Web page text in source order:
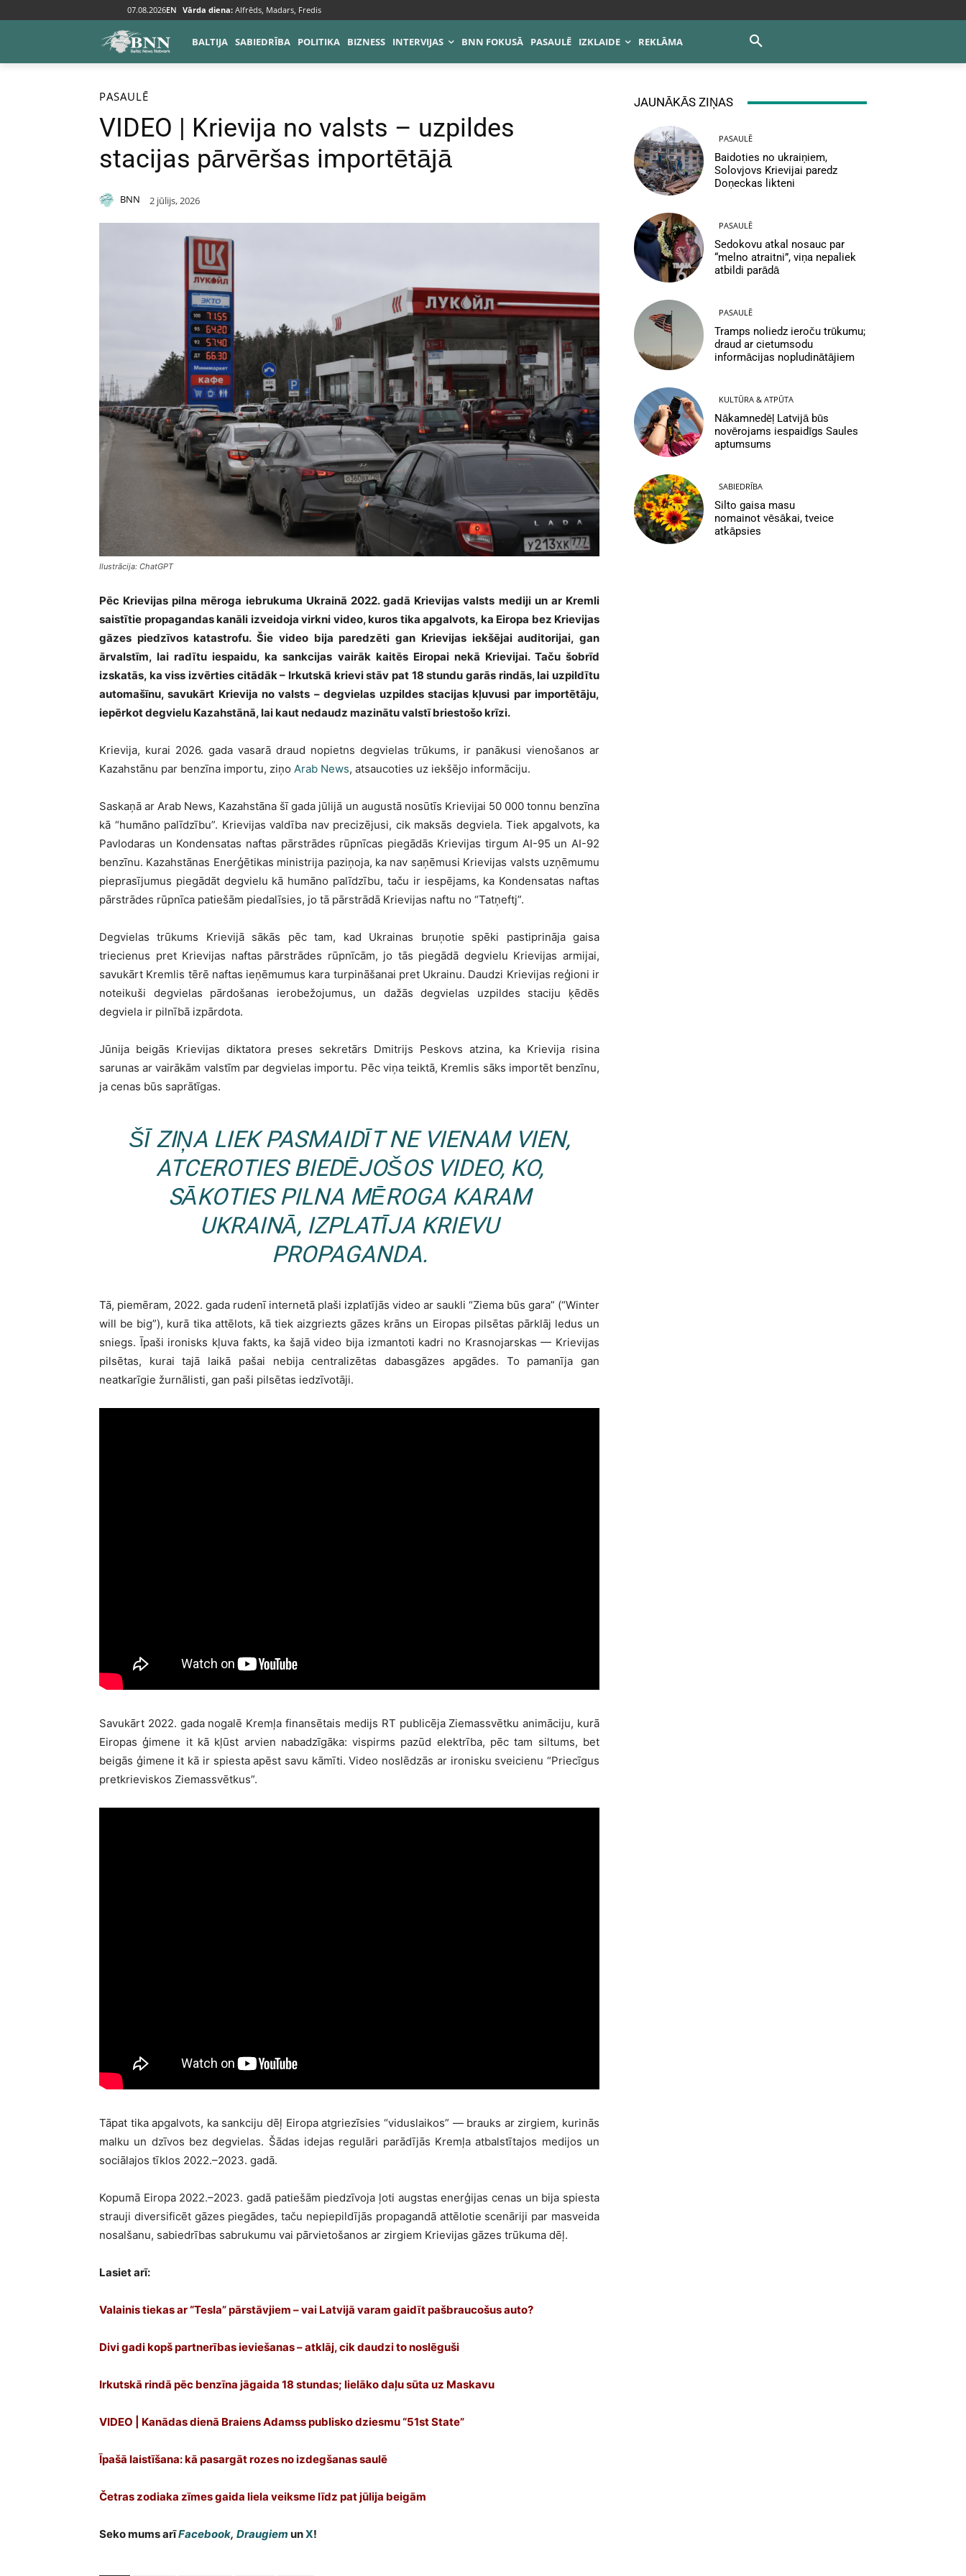
07.08.2026EN Vārda diena: Alfrēds, Madars, Fredis
BALTIJA SABIEDRĪBA POLITIKA BIZNESS INTERVIJAS BNN FOKUSĀ PASAULĒ IZKLAIDE REKLĀMA
Sākums Pasaulē
PASAULĒ
VIDEO | Krievija no valsts – uzpildes
stacijas pārvēršas importētājā
BNN 2 jūlijs, 2026
Ilustrācija: ChatGPT
Pēc Krievijas pilna mēroga iebrukuma Ukrainā 2022. gadā Krievijas valsts mediji un ar Kremli
saistītie propagandas kanāli izveidoja virkni video, kuros tika apgalvots, ka Eiropa bez Krievijas
gāzes piedzīvos katastrofu. Šie video bija paredzēti gan Krievijas iekšējai auditorijai, gan
ārvalstīm, lai radītu iespaidu, ka sankcijas vairāk kaitēs Eiropai nekā Krievijai. Taču šobrīd
izskatās, ka viss izvērties citādāk – Irkutskā krievi stāv pat 18 stundu garās rindās, lai uzpildītu
automašīnu, savukārt Krievija no valsts – degvielas uzpildes stacijas kļuvusi par importētāju,
iepērkot degvielu Kazahstānā, lai kaut nedaudz mazinātu valstī briestošo krīzi.
Krievija, kurai 2026. gada vasarā draud nopietns degvielas trūkums, ir panākusi vienošanos ar
Kazahstānu par benzīna importu, ziņo Arab News, atsaucoties uz iekšējo informāciju.
Saskaņā ar Arab News, Kazahstāna šī gada jūlijā un augustā nosūtīs Krievijai 50 000 tonnu benzīna
kā “humāno palīdzību”. Krievijas valdība nav precizējusi, cik maksās degviela. Tiek apgalvots, ka
Pavlodaras un Kondensatas naftas pārstrādes rūpnīcas piegādās Krievijas tirgum AI-95 un AI-92
benzīnu. Kazahstānas Enerģētikas ministrija paziņoja, ka nav saņēmusi Krievijas valsts uzņēmumu
pieprasījumus piegādāt degvielu kā humāno palīdzību, taču ir iespējams, ka Kondensatas naftas
pārstrādes rūpnīca patiešām piedalīsies, jo tā pārstrādā Krievijas naftu no “Tatņeftj”.
Degvielas trūkums Krievijā sākās pēc tam, kad Ukrainas bruņotie spēki pastiprināja gaisa
triecienus pret Krievijas naftas pārstrādes rūpnīcām, jo tās piegādā degvielu Krievijas armijai,
savukārt Kremlis tērē naftas ieņēmumus kara turpināšanai pret Ukrainu. Daudzi Krievijas reģioni ir
noteikuši degvielas pārdošanas ierobežojumus, un dažās degvielas uzpildes staciju ķēdēs
degviela ir pilnībā izpārdota.
Jūnija beigās Krievijas diktatora preses sekretārs Dmitrijs Peskovs atzina, ka Krievija risina
sarunas ar vairākām valstīm par degvielas importu. Pēc viņa teiktā, Kremlis sāks importēt benzīnu,
ja cenas būs saprātīgas.
ŠĪ ZIŅA LIEK PASMAIDĪT NE VIENAM VIEN,
ATCEROTIES BIEDĒJOŠOS VIDEO, KO,
SĀKOTIES PILNA MĒROGA KARAM
UKRAINĀ, IZPLATĪJA KRIEVU
PROPAGANDA.
Tā, piemēram, 2022. gada rudenī internetā plaši izplatījās video ar saukli “Ziema būs gara” (“Winter
will be big”), kurā tika attēlots, kā tiek aizgriezts gāzes krāns un Eiropas pilsētas pārklāj ledus un
sniegs. Īpaši ironisks kļuva fakts, ka šajā video bija izmantoti kadri no Krasnojarskas — Krievijas
pilsētas, kurai tajā laikā pašai nebija centralizētas dabasgāzes apgādes. To pamanīja gan
neatkarīgie žurnālisti, gan paši pilsētas iedzīvotāji.
Savukārt 2022. gada nogalē Kremļa finansētais medijs RT publicēja Ziemassvētku animāciju, kurā
Eiropas ģimene it kā kļūst arvien nabadzīgāka: vispirms pazūd elektrība, pēc tam siltums, bet
beigās ģimene it kā ir spiesta apēst savu kāmīti. Video noslēdzās ar ironisku sveicienu “Priecīgus
pretkrieviskos Ziemassvētkus”.
Tāpat tika apgalvots, ka sankciju dēļ Eiropa atgriezīsies “viduslaikos” — brauks ar zirgiem, kurinās
malku un dzīvos bez degvielas. Šādas idejas regulāri parādījās Kremļa atbalstītajos medijos un
sociālajos tīklos 2022.–2023. gadā.
Kopumā Eiropa 2022.–2023. gadā patiešām piedzīvoja ļoti augstas enerģijas cenas un bija spiesta
strauji diversificēt gāzes piegādes, taču nepiepildījās propagandā attēlotie scenāriji par masveida
nosalšanu, sabiedrības sabrukumu vai pārvietošanos ar zirgiem Krievijas gāzes trūkuma dēļ.
Lasiet arī:
Valainis tiekas ar “Tesla” pārstāvjiem – vai Latvijā varam gaidīt pašbraucošus auto?
Divi gadi kopš partnerības ieviešanas – atklāj, cik daudzi to noslēguši
Irkutskā rindā pēc benzīna jāgaida 18 stundas; lielāko daļu sūta uz Maskavu
VIDEO | Kanādas dienā Braiens Adamss publisko dziesmu “51st State”
Īpašā laistīšana: kā pasargāt rozes no izdegšanas saulē
Četras zodiaka zīmes gaida liela veiksme līdz pat jūlija beigām
Seko mums arīFacebook, Draugiem unX!
JAUNĀKĀS ZIŅAS
PASAULĒ
Baidoties no ukraiņiem,
Solovjovs Krievijai paredz
Doņeckas likteni
PASAULĒ
Sedokovu atkal nosauc par
“melno atraitni”, viņa nepaliek
atbildi parādā
PASAULĒ
Tramps noliedz ieroču trūkumu;
draud ar cietumsodu
informācijas nopludinātājiem
KULTŪRA & ATPŪTA
Nākamnedēļ Latvijā būs
novērojams iespaidīgs Saules
aptumsums
SABIEDRĪBA
Silto gaisa masu
nomainot vēsākai, tveice
atkāpsies